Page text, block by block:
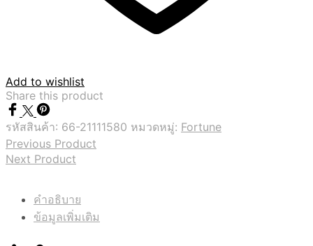
Add to wishlist
Share this product
รหัสสินค้า: 66-21111580 หมวดหมู่: Fortune
Previous Product
Next Product
คำอธิบาย
ข้อมูลเพิ่มเติม